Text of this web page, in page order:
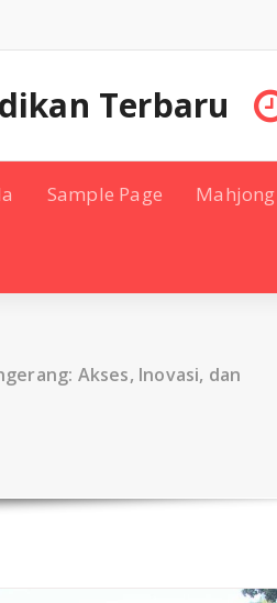
Terbaru
Sample Page
Akses, Inovasi, dan